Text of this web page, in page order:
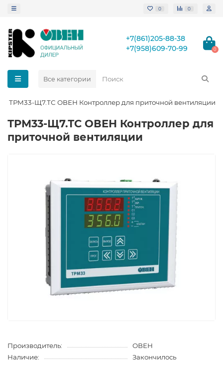
0 0
+7(861)205-88-38
+7(958)609-70-99
0
Все категории
ТРМ33-Щ7.ТС ОВЕН Контроллер для приточной вентиляции
ТРМ33-Щ7.ТС ОВЕН Контроллер для
приточной вентиляции
Производитель:
ОВЕН
Наличие:
Закончилось